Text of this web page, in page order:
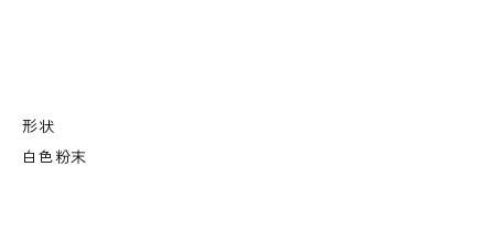
形状
白色粉末